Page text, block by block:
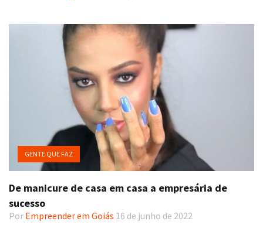
GENTE QUE FAZ
De manicure de casa em casa a empresária de
sucesso
Por Empreender em Goiás 16 de junho de 2022